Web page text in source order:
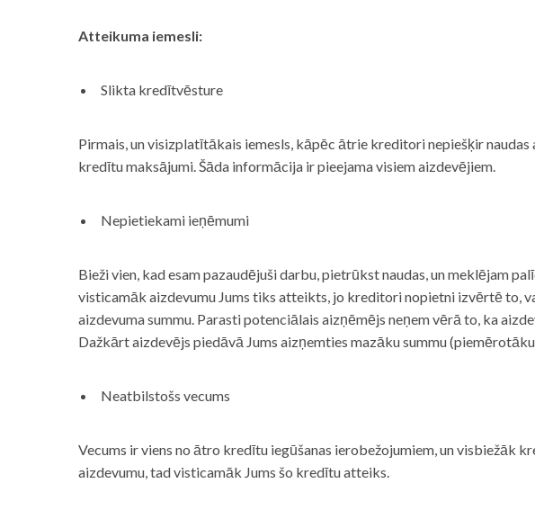
Atteikuma iemesli:
Slikta kredītvēsture
Pirmais, un visizplatītākais iemesls, kāpēc ātrie kreditori nepiešķir
kredītu maksājumi. Šāda informācija ir pieejama visiem aizdevējiem.
Nepietiekami ieņēmumi
Bieži vien, kad esam pazaudējuši darbu, pietrūkst naudas, un meklējam
visticamāk aizdevumu Jums tiks atteikts, jo kreditori nopietni izvērtē to,
aizdevuma summu. Parasti potenciālais aizņēmējs neņem vērā to, ka
Dažkārt aizdevējs piedāvā Jums aizņemties mazāku summu
Neatbilstošs vecums
Vecums ir viens no ātro kredītu iegūšanas ierobežojumiem, un visbiežāk
aizdevumu, tad visticamāk Jums šo kredītu atteiks.